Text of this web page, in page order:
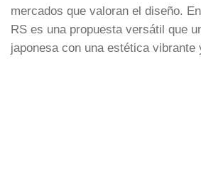
mercados que valoran el diseño.
RS es una propuesta versátil que
japonesa con una estética vibrante